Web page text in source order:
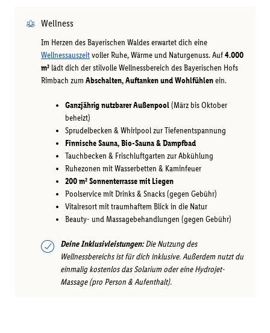
Wellness
Im Herzen des Bayerischen Waldes erwartet dich eine
Wellnessauszeitvoller Ruhe, Wärme und Naturgenuss. Auf4.000
m² lädt dich der stilvolle Wellnessbereich des Bayerischen Hofs
Rimbach zum Abschalten, Auftanken und Wohlfühlenein.
Ganzjährig nutzbarer Außenpool(März bis Oktober
beheizt)
Sprudelbecken & Whirlpool zur Tiefenentspannung
Finnische Sauna, Bio-Sauna & Dampfbad
Tauchbecken & Frischluftgarten zur Abkühlung
Ruhezonen mit Wasserbetten & Kaminfeuer
200 m² Sonnenterrasse mit Liegen
Poolservice mit Drinks & Snacks (gegen Gebühr)
Vitalresort mit traumhaftem Blick in die Natur
Beauty- und Massagebehandlungen (gegen Gebühr)
Deine Inklusivleistungen:Die Nutzung des
Wellnessbereichs ist für dich inklusive. Außerdem nutzt du
einmalig kostenlos das Solarium oder eine Hydrojet-
Massage (pro Person & Aufenthalt).